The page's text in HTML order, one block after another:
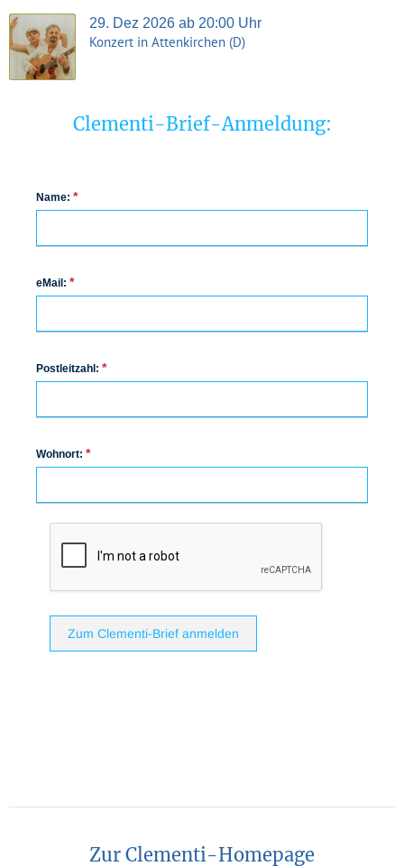
29. Dez 2026 ab 20:00 Uhr
Konzert in Attenkirchen (D)
Clementi-Brief-Anmeldung:
Name: *
eMail: *
Postleitzahl: *
Wohnort: *
Zum Clementi-Brief anmelden
Zur Clementi-Homepage